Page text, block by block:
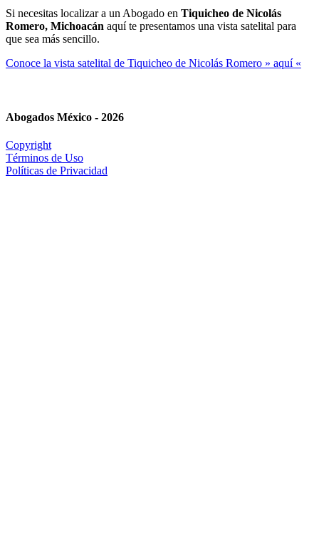
Si necesitas localizar a un Abogado en Tiquicheo de Nicolás
Romero, Michoacán aquí te presentamos una vista satelital para
que sea más sencillo.
Conoce la vista satelital de Tiquicheo de Nicolás Romero » aquí «
Abogados México - 2026
Copyright
Términos de Uso
Políticas de Privacidad